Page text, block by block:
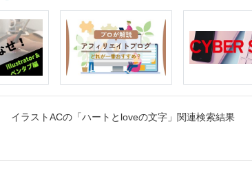
イラストACの「ハートとloveの文字」関連検索結果